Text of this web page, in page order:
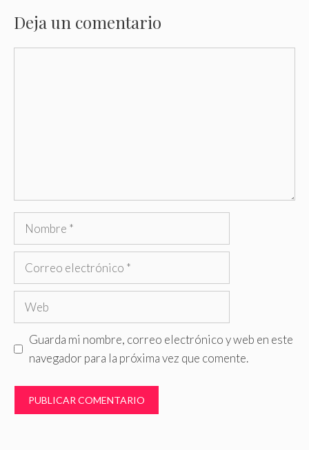
Deja un comentario
Nombre
Correo
Web
Guarda mi nombre, correo electrónico y web en este
navegador para la próxima vez que comente.